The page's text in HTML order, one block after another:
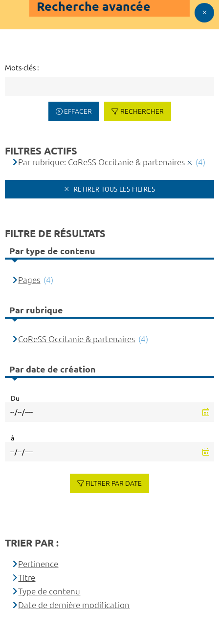
Recherche avancée
Mots-clés :
EFFACER RECHERCHER
FILTRES ACTIFS
Par rubrique: CoReSS Occitanie & partenaires (4)
RETIRER TOUS LES FILTRES
FILTRE DE RÉSULTATS
Par type de contenu
Pages (4)
Par rubrique
CoReSS Occitanie & partenaires (4)
Par date de création
Du
à
FILTRER PAR DATE
TRIER PAR :
Pertinence
Titre
Type de contenu
Date de dernière modification